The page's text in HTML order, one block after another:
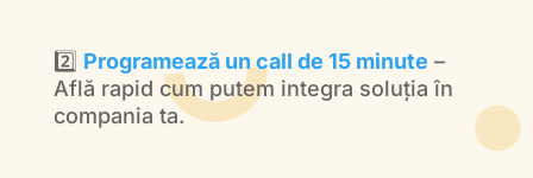
2️⃣ Programează un call de 15 minute –
Află rapid cum putem integra soluția în
compania ta.